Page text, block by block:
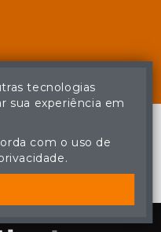
direitos reservados
do conteúdo deste site
previstas em lei.
tecnologias
sua experiência em
com o uso de